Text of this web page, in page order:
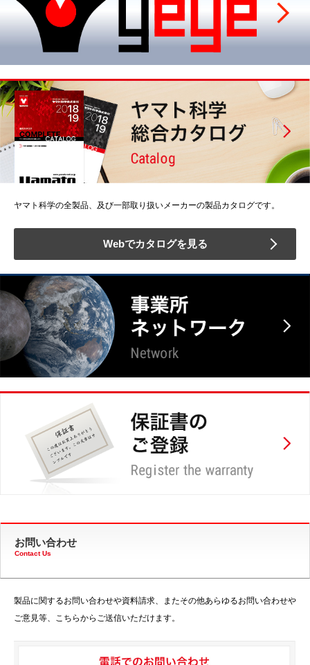
ヤマト科学の全製品、及び一部取り扱いメーカーの製品カタログです。
Webでカタログを見る
お問い合わせ
Contact Us
製品に関するお問い合わせや資料請求、またその他あらゆるお問い合わせや
ご意見等、こちらからご送信いただけます。